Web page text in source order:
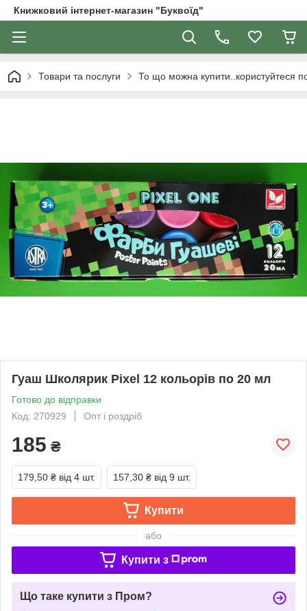
Книжковий інтернет-магазин "Буквоїд"
Товари та послуги То що можна купити..користуйтеся
Гуаш Школярик Pixel 12 кольорів по 20 мл
Готово до відправки
Код: 270929
Опт і роздріб
185 ₴
179,50 ₴ від 4 шт. 157,30 ₴ від 9 шт.
Купити
або
Купити з
Що таке купити з Пром?